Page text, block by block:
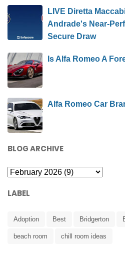
LIVE Diretta
Andrade's Near-
Secure Draw
Is Alfa Romeo A
Alfa Romeo Car
BLOG ARCHIVE
LABEL
Adoption Best Bridgerton
beach room chill room ideas